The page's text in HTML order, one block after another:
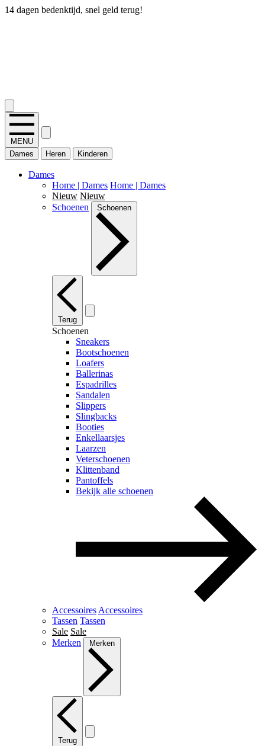
14 dagen bedenktijd, snel geld terug!
MENU
Dames
Heren Kinderen
Dames
Home | Dames Home | Dames
Nieuw Nieuw
Schoenen
Schoenen
Terug
Schoenen
Sneakers
Bootschoenen
Loafers
Ballerinas
Espadrilles
Sandalen
Slippers
Slingbacks
Booties
Enkellaarsjes
Laarzen
Veterschoenen
Klittenband
Pantoffels
Bekijk alle schoenen
Accessoires Accessoires
Tassen Tassen
Sale Sale
Merken
Merken
Terug